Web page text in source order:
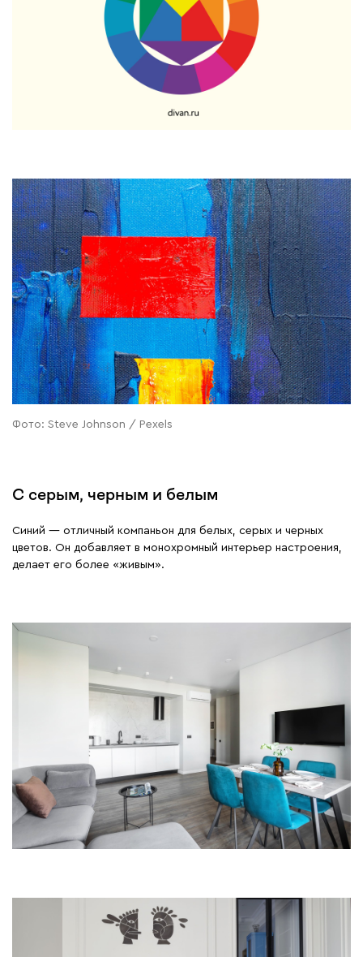
Фото: Steve Johnson / Pexels
С серым, черным и белым
Синий — отличный компаньон для белых, серых и черных
цветов. Он добавляет в монохромный интерьер настроения,
делает его более «живым».